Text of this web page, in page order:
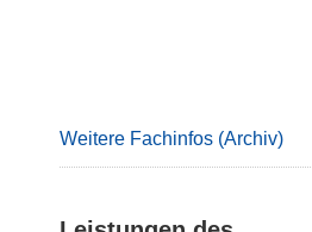
Weitere Fachinfos (Archiv)